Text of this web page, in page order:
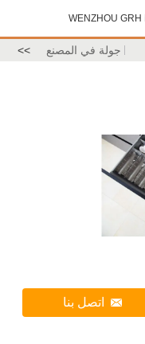
WENZHOU GRH
جولة في المصنع >>
اتصل بنا